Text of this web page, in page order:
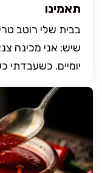
תאמינו
בבית שלי רוטב
שיש: אני מכינה
יומיים. כשעבדתי